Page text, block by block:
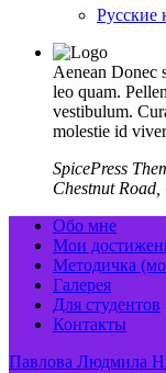
Русские
Aenean Donec
leo quam.
vestibulum.
molestie id
SpicePress
Chestnut
Обо мне
Мои
Методичка
Галерея
Для студентов
Контакты
Павлова Людмила